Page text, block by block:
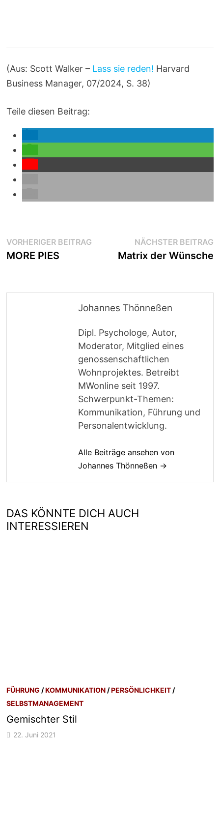
(Aus: Scott Walker – Lass sie reden! Harvard
Business Manager, 07/2024, S. 38)
Teile diesen Beitrag:
Beitragsnavigation
VORHERIGER BEITRAG Vorheriger
Beitrag:
MORE PIES
NÄCHSTER BEITRAG
Matrix der Wünsche
Johannes Thönneßen
Dipl. Psychologe, Autor,
Moderator, Mitglied eines
genossenschaftlichen
Wohnprojektes. Betreibt
MWonline seit 1997.
Schwerpunkt-Themen:
Kommunikation, Führung und
Personalentwicklung.
Alle Beiträge ansehen von
Johannes Thönneßen →
DAS KÖNNTE DICH AUCH
INTERESSIEREN
FÜHRUNG /KOMMUNIKATION /PERSÖNLICHKEIT /
SELBSTMANAGEMENT
Gemischter Stil
22. Juni 2021